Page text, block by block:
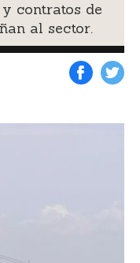
contratos de
al sector.